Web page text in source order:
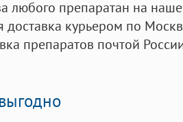
любого препаратан на
доставка курьером по
препаратов почтой